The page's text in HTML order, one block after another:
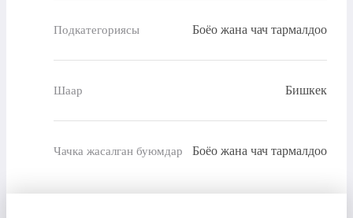
Подкатегориясы Боёо жана чач тармалдоо
Шаар Бишкек
Чачка жасалган буюмдар Боёо жана чач тармалдоо